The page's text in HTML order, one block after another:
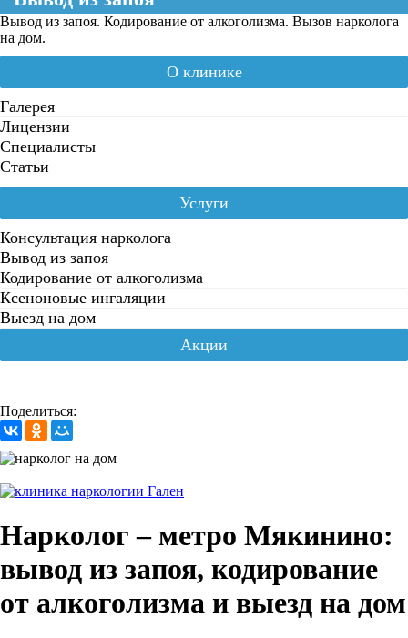
Вывод из запоя. Кодирование от алкоголизма. Вызов нарколога
на дом.
О клинике
Галерея
Лицензии
Специалисты
Статьи
Услуги
Консультация нарколога
Вывод из запоя
Кодирование от алкоголизма
Ксеноновые ингаляции
Выезд на дом
Акции
Поделиться:
Нарколог – метро Мякинино:
вывод из запоя, кодирование
от алкоголизма и выезд на дом